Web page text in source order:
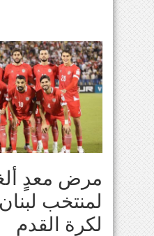
مرض معدٍ
لمنتخب
لكرة القدم